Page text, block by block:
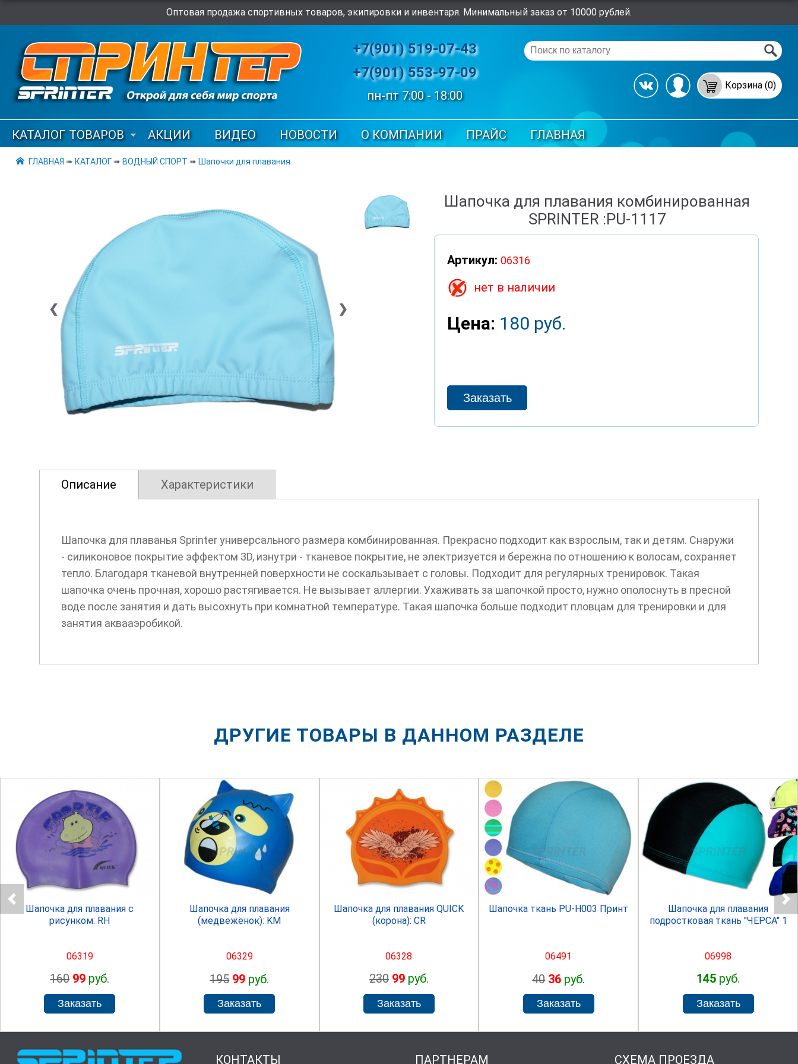
Оптовая продажа спортивных товаров, экипировки и инвентаря. Минимальный заказ от 10000 рублей.
+7(901) 519-07-43
+7(901) 553-97-09
пн-пт 7:00 - 18:00
Корзина (0)
КАТАЛОГ ТОВАРОВ АКЦИИ ВИДЕО НОВОСТИ О КОМПАНИИ ПРАЙС ГЛАВНАЯ
ГЛАВНАЯ ➠ КАТАЛОГ➠ ВОДНЫЙ СПОРТ ➠ Шапочки для плавания
❮ ❯
Шапочка для плавания комбинированная
SPRINTER :PU-1117
Артикул: 06316
нет в наличии
Цена: 180 руб.
Описание Характеристики
Шапочка для плаванья Sprinter универсального размера комбинированная. Прекрасно подходит как взрослым, так и детям. Снаружи
- силиконовое покрытие эффектом 3D, изнутри - тканевое покрытие, не электризуется и бережна по отношению к волосам, сохраняет
тепло. Благодаря тканевой внутренней поверхности не соскальзывает с головы. Подходит для регулярных тренировок. Такая
шапочка очень прочная, хорошо растягивается. Не вызывает аллергии. Ухаживать за шапочкой просто, нужно ополоснуть в пресной
воде после занятия и дать высохнуть при комнатной температуре. Такая шапочка больше подходит пловцам для тренировки и для
занятия аквааэробикой.
ДРУГИЕ ТОВАРЫ В ДАННОМ РАЗДЕЛЕ
SPRINTER
Шапочка для плавания с
рисунком: RH
06319
160 99 руб.
SPRINTER
Шапочка для плавания
(медвежёнок): KM
06329
195 99 руб.
SPRINTER
Шапочка для плавания QUICK
(корона): СR
06328
230 99руб.
SPRINTER
Шапочка ткань PU-H003 Принт
06491
40 36 руб.
SPRINTER
Шапочка для плавания
подростковая ткань "ЧЕРСА" 1
06998
145 руб.
КОНТАКТЫ ПАРТНЕРАМ СХЕМА ПРОЕЗДА